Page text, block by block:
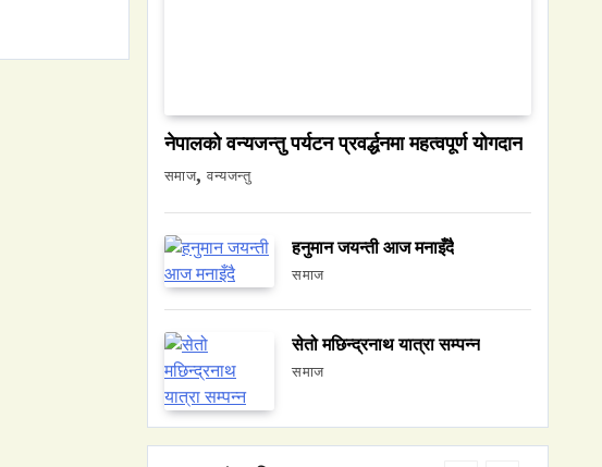
नेपालको वन्यजन्तु पर्यटन प्रवर्द्धनमा महत्वपूर्ण योगदान
समाज वन्यजन्तु
हनुमान जयन्ती आज मनाइँदै
समाज
सेतो मछिन्द्रनाथ यात्रा सम्पन्न
समाज
June 25, 2026
नेपालको वन्यजन्तु पर्यटन प्रवर्द्धनमा महत्वपूर्ण
June 25, 2026